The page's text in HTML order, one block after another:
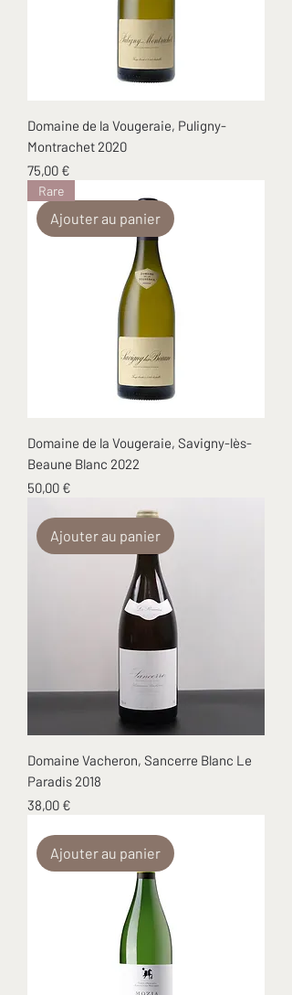
Domaine de la Vougeraie, Puligny-
Montrachet 2020
Prix
75,00 €
Ajouter au panier
Rare
Domaine de la Vougeraie, Savigny-lès-
Beaune Blanc 2022
Prix
50,00 €
Ajouter au panier
Domaine Vacheron, Sancerre Blanc Le
Paradis 2018
Prix
38,00 €
Ajouter au panier